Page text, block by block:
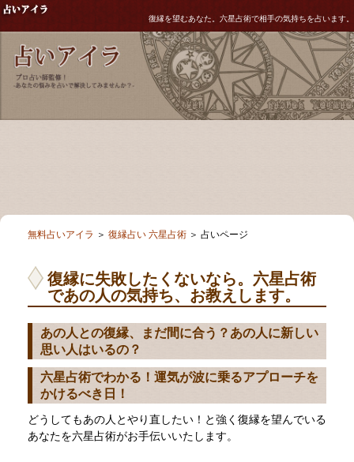
復縁を望むあなた。六星占術で相手の気持ちを占います。
無料占いアイラ ＞ 復縁占い 六星占術 ＞ 占いページ
復縁に失敗したくないなら。六星占術
であの人の気持ち、お教えします。
あの人との復縁、まだ間に合う？あの人に新しい
思い人はいるの？
六星占術でわかる！運気が波に乗るアプローチを
かけるべき日！
どうしてもあの人とやり直したい！と強く復縁を望んでいる
あなたを六星占術がお手伝いいたします。